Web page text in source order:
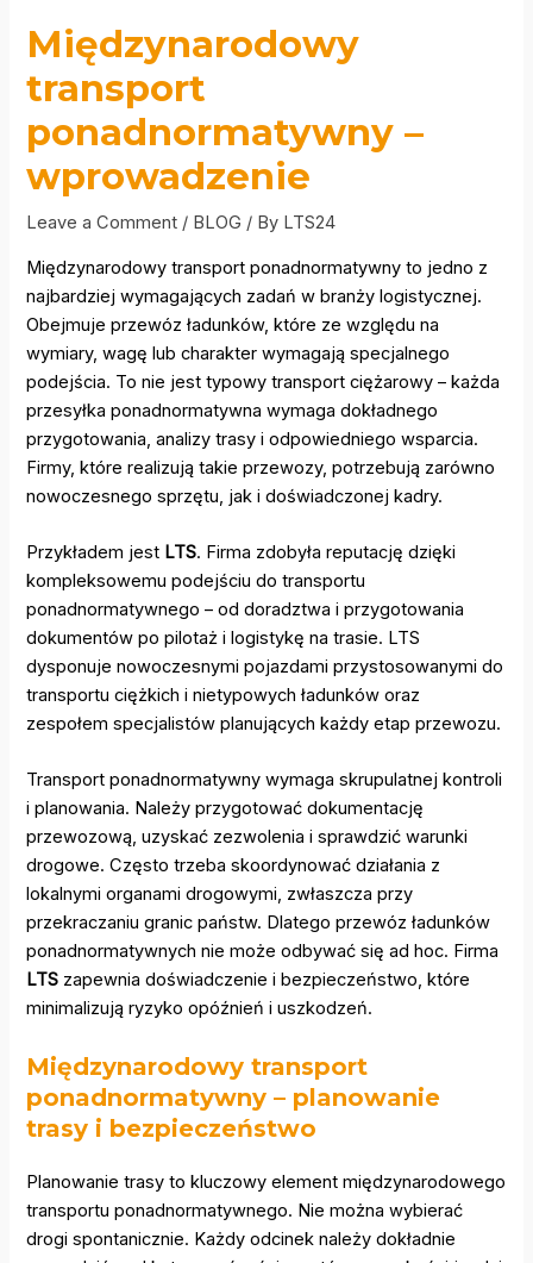
Międzynarodowy
transport
ponadnormatywny –
wprowadzenie
Leave a Comment / BLOG / By LTS24
Międzynarodowy transport ponadnormatywny to jedno z
najbardziej wymagających zadań w branży logistycznej.
Obejmuje przewóz ładunków, które ze względu na
wymiary, wagę lub charakter wymagają specjalnego
podejścia. To nie jest typowy transport ciężarowy – każda
przesyłka ponadnormatywna wymaga dokładnego
przygotowania, analizy trasy i odpowiedniego wsparcia.
Firmy, które realizują takie przewozy, potrzebują zarówno
nowoczesnego sprzętu, jak i doświadczonej kadry.
Przykładem jest LTS. Firma zdobyła reputację dzięki
kompleksowemu podejściu do transportu
ponadnormatywnego – od doradztwa i przygotowania
dokumentów po pilotaż i logistykę na trasie. LTS
dysponuje nowoczesnymi pojazdami przystosowanymi do
transportu ciężkich i nietypowych ładunków oraz
zespołem specjalistów planujących każdy etap przewozu.
Transport ponadnormatywny wymaga skrupulatnej kontroli
i planowania. Należy przygotować dokumentację
przewozową, uzyskać zezwolenia i sprawdzić warunki
drogowe. Często trzeba skoordynować działania z
lokalnymi organami drogowymi, zwłaszcza przy
przekraczaniu granic państw. Dlatego przewóz ładunków
ponadnormatywnych nie może odbywać się ad hoc. Firma
LTS zapewnia doświadczenie i bezpieczeństwo, które
minimalizują ryzyko opóźnień i uszkodzeń.
Międzynarodowy transport
ponadnormatywny – planowanie
trasy i bezpieczeństwo
Planowanie trasy to kluczowy element międzynarodowego
transportu ponadnormatywnego. Nie można wybierać
drogi spontanicznie. Każdy odcinek należy dokładnie